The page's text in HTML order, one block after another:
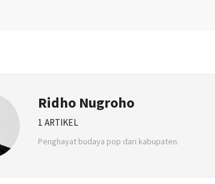
Ridho Nugroho
1 ARTIKEL
Penghayat budaya pop dari kabupaten.